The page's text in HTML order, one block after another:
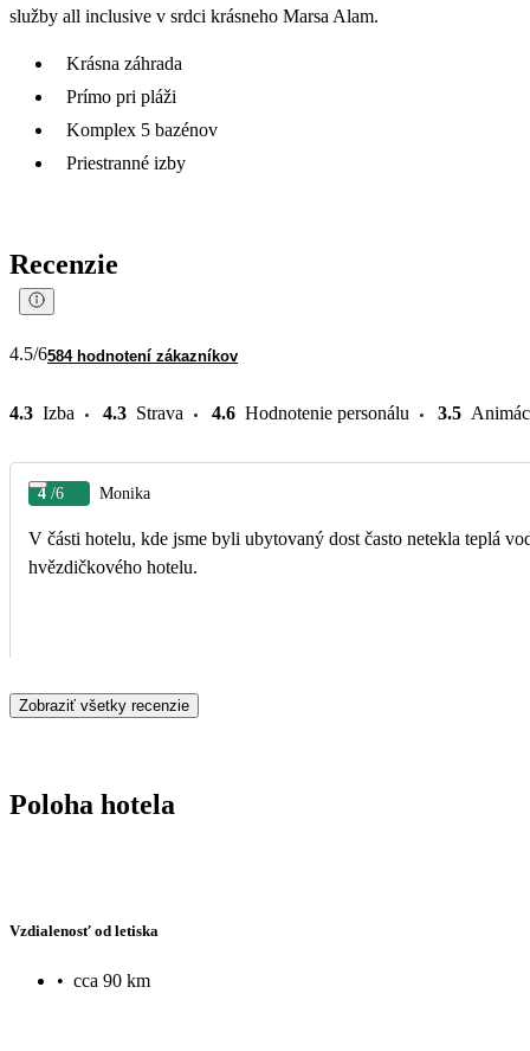
služby all inclusive v srdci krásneho Marsa Alam.
Krásna záhrada
Prímo pri pláži
Komplex 5 bazénov
Priestranné izby
Recenzie
4.5/6584 hodnotení zákazníkov
4.3 Izba 4.3 Strava 4.6 Hodnotenie personálu 3.5
4 /6 Monika
V části hotelu, kde jsme byli ubytovaný dost často netekla teplá
hvězdičkového hotelu.
Zobraziť všetky recenzie
Poloha hotela
Vzdialenosť od letiska
• cca 90 km